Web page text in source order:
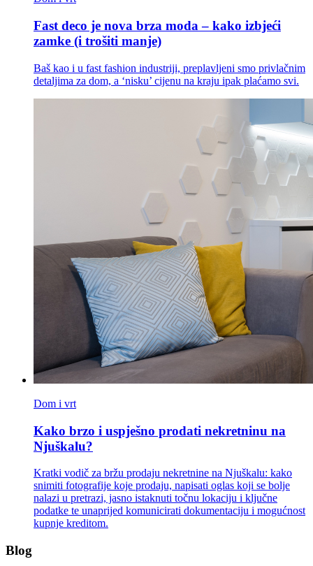
Fast deco je nova brza moda – kako izbjeći
zamke (i trošiti manje)
Baš kao i u fast fashion industriji, preplavljeni smo privlačnim
detaljima za dom, a ‘nisku’ cijenu na kraju ipak plaćamo svi.
Dom i vrt
Kako brzo i uspješno prodati nekretninu na
Njuškalu?
Kratki vodič za bržu prodaju nekretnine na Njuškalu: kako
snimiti fotografije koje prodaju, napisati oglas koji se bolje
nalazi u pretrazi, jasno istaknuti točnu lokaciju i ključne
podatke te unaprijed komunicirati dokumentaciju i mogućnost
kupnje kreditom.
Blog